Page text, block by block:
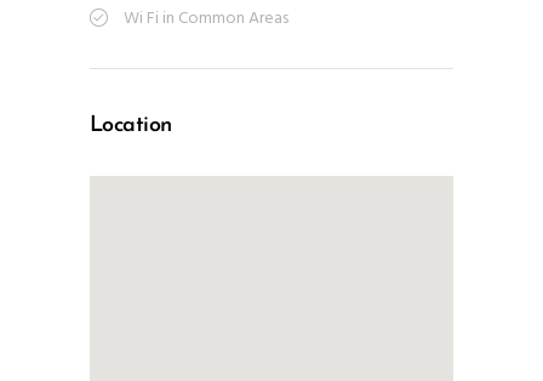
Wi Fi in Common Areas
Location